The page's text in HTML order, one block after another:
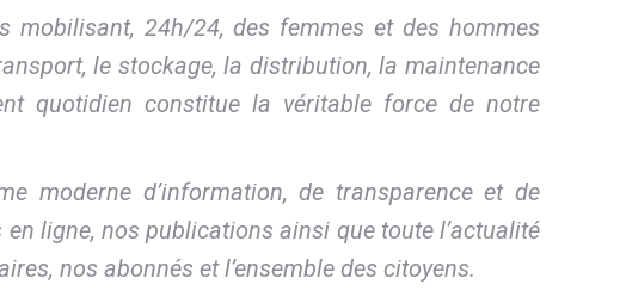
mobilisant, 24h/24, des femmes et des hommes
le stockage, la distribution, la maintenance
quotidien constitue la véritable force de notre
moderne d’information, de transparence et de
ligne, nos publications ainsi que toute l’actualité
nos abonnés et l’ensemble des citoyens.